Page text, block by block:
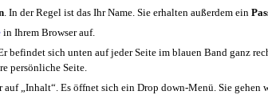
. In der Regel ist das Ihr Name. Sie erhalten außerdem ein
in Ihrem Browser auf.
befindet sich unten auf jeder Seite im blauen Band ganz
persönliche Seite.
„Inhalt“. Es öffnet sich ein Drop down-Menü. Sie